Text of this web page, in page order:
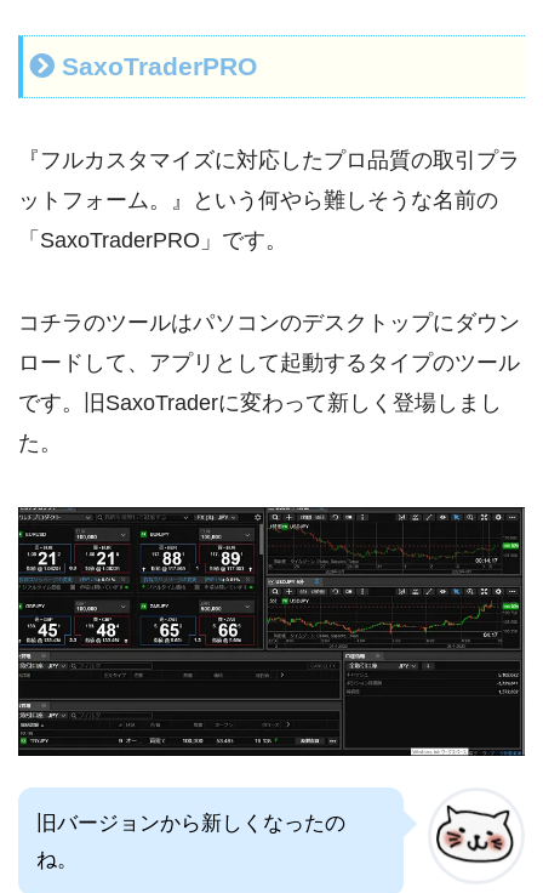
SaxoTraderPRO
『フルカスタマイズに対応したプロ品質の取引プラ
ットフォーム。』という何やら難しそうな名前の
「SaxoTraderPRO」です。
コチラのツールはパソコンのデスクトップにダウン
ロードして、アプリとして起動するタイプのツール
です。旧SaxoTraderに変わって新しく登場しまし
た。
旧バージョンから新しくなったの
ね。